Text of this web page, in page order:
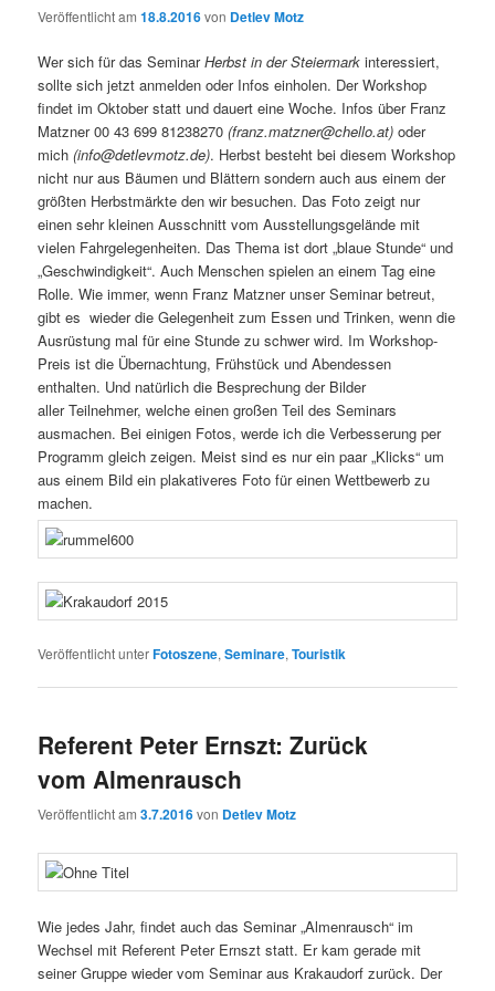
Veröffentlicht am18.8.2016von Detlev Motz
Wer sich für das SeminarHerbst in der Steiermark interessiert,
sollte sich jetzt anmelden oder Infos einholen. Der Workshop
findet im Oktober statt und dauert eine Woche. Infos über Franz
Matzner 00 43 699 81238270 (franz.matzner@chello.at) oder
mich (info@detlevmotz.de). Herbst besteht bei diesem Workshop
nicht nur aus Bäumen und Blättern sondern auch aus einem der
größten Herbstmärkte den wir besuchen. Das Foto zeigt nur
einen sehr kleinen Ausschnitt vom Ausstellungsgelände mit
vielen Fahrgelegenheiten. Das Thema ist dort „blaue Stunde“ und
„Geschwindigkeit“. Auch Menschen spielen an einem Tag eine
Rolle. Wie immer, wenn Franz Matzner unser Seminar betreut,
gibt es wieder die Gelegenheit zum Essen und Trinken, wenn die
Ausrüstung mal für eine Stunde zu schwer wird. Im Workshop-
Preis ist die Übernachtung, Frühstück und Abendessen
enthalten. Und natürlich die Besprechung der Bilder
aller Teilnehmer, welche einen großen Teil des Seminars
ausmachen. Bei einigen Fotos, werde ich die Verbesserung per
Programm gleich zeigen. Meist sind es nur ein paar „Klicks“ um
aus einem Bild ein plakativeres Foto für einen Wettbewerb zu
machen.
Veröffentlicht unterFotoszene,Seminare,Touristik
Referent Peter Ernszt: Zurück
vom Almenrausch
Veröffentlicht am3.7.2016von Detlev Motz
Wie jedes Jahr, findet auch das Seminar „Almenrausch“ im
Wechsel mit Referent Peter Ernszt statt. Er kam gerade mit
seiner Gruppe wieder vom Seminar aus Krakaudorf zurück. Der